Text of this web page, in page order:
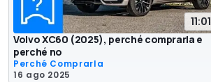
11:01
Volvo XC60 (2025), perché comprarla e
perché no
Perché Comprarla
16 ago 2025